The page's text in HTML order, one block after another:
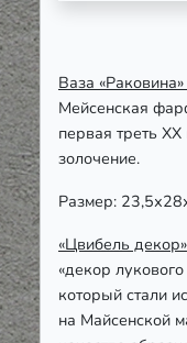
Ваза
Мейсенская
первая треть
золочение.
Размер:
«Цвибель декор»
«декор
который стали
на Майсенской